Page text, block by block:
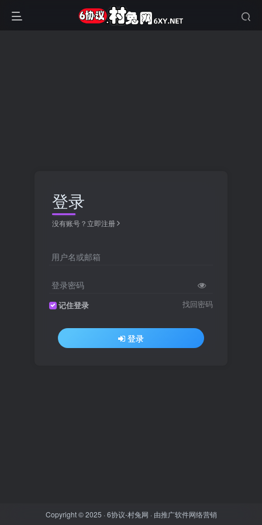
登录
没有账号？立即注册
用户名或邮箱
登录密码
记住登录 找回密码
登录
Copyright © 2025 ·6协议-村兔网 · 由推广软件网络营销